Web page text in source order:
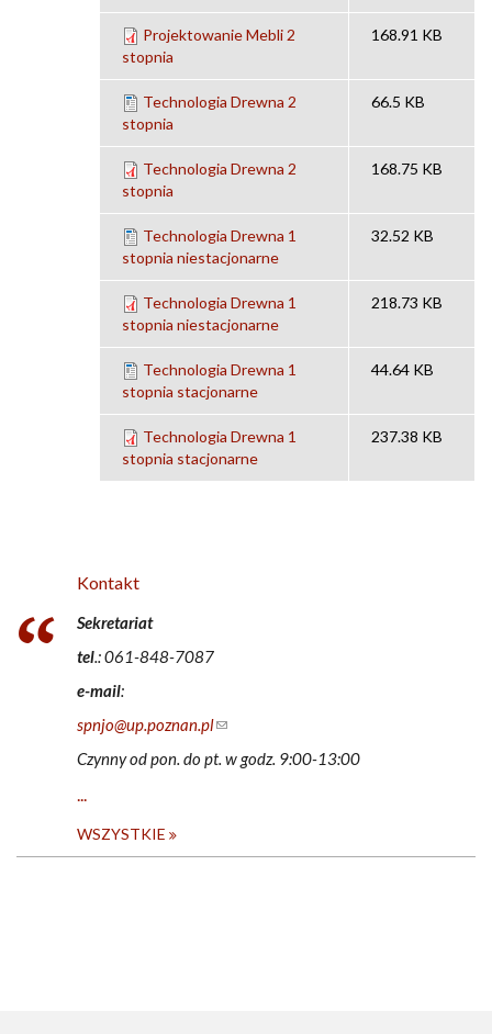
Projektowanie Mebli 2
stopnia
168.91 KB
Technologia Drewna 2
stopnia
66.5 KB
Technologia Drewna 2
stopnia
168.75 KB
Technologia Drewna 1
stopnia niestacjonarne
32.52 KB
Technologia Drewna 1
stopnia niestacjonarne
218.73 KB
Technologia Drewna 1
stopnia stacjonarne
44.64 KB
Technologia Drewna 1
stopnia stacjonarne
237.38 KB
Kontakt
Sekretariat
tel.: 061-848-7087
e-mail:
spnjo@up.poznan.pl(link sends e-mail)
Czynny od pon. do pt. w godz. 9:00-13:00
...
WSZYSTKIE